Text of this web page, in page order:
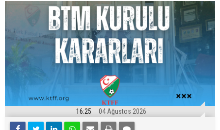
16:25 04 Ağustos 2026